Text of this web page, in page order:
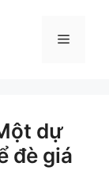
Menu
dự
đè giá